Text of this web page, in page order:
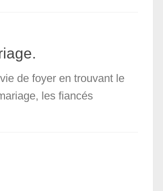
de foyer en trouvant le
les fiancés